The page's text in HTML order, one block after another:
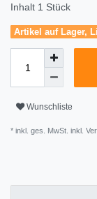
Inhalt 1 Stück
Artikel auf Lager,
Wunschliste
* inkl. ges. MwSt. inkl.